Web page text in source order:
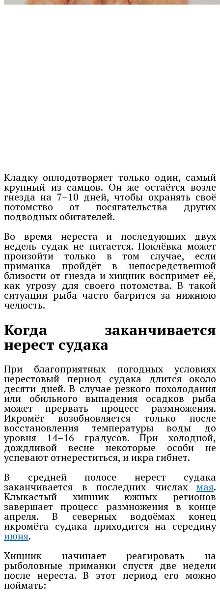
Кладку оплодотворяет только один, самый
крупный из самцов. Он же остаётся возле
гнезда на 7–10 дней, чтобы охранять своё
потомство от посягательства других
подводных обитателей.
Во время нереста и последующих двух
недель судак не питается. Поклёвка может
произойти только в том случае, если
приманка пройдёт в непосредственной
близости от гнезда и хищник воспримет её,
как угрозу для своего потомства. В такой
ситуации рыба часто багрится за нижнюю
челюсть.
Когда заканчивается
нерест судака
При благоприятных погодных условиях
нерестовый период судака длится около
десяти дней. В случае резкого похолодания
или обильного выпадения осадков рыба
может прервать процесс размножения.
Икромёт возобновляется только после
восстановления температуры воды до
уровня 14–16 градусов. При холодной,
дождливой весне некоторые особи не
успевают отнереститься, и икра гибнет.
В средней полосе нерест судака
заканчивается в последних числахмая.
Клыкастый хищник южных регионов
завершает процесс размножения в конце
апреля. В северных водоёмах конец
икромёта судака приходится на середину
июня.
Хищник начинает реагировать на
рыболовные приманки спустя две недели
после нереста. В этот период его можно
поймать: